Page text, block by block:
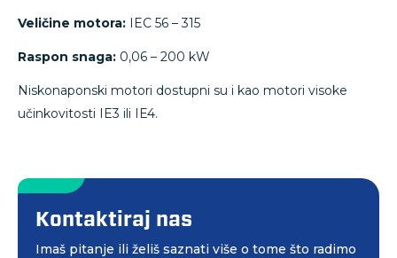
Veličine motora: IEC 56 – 315
Raspon snaga: 0,06 – 200 kW
Niskonaponski motori dostupni su i kao motori visoke
učinkovitosti IE3 ili IE4.
Kontaktiraj nas
Imaš pitanje ili želiš saznati više o tome što radimo